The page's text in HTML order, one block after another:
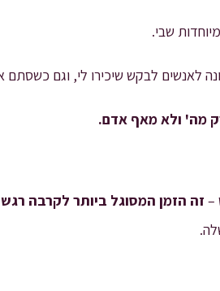
שבי.
לאנשים לבקש שיכירו לי, וגם כשסתם
מה' ולא מאף אדם.
– זה הזמן המסוגל ביותר לקרבה